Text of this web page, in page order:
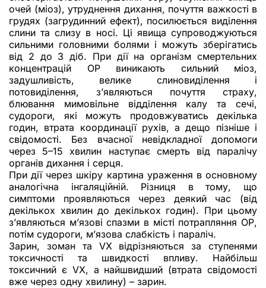
очей (міоз), утруднення дихання, почуття важкості в
грудях (загрудинний ефект), посилюється виділення
слини та слизу в носі. Ці явища супроводжуються
сильними головними болями і можуть зберігатись
від 2 до 3 діб. При дії на організм смертельних
концентрацій ОР виникають сильний міоз,
задушливість, велике слиновиділення і
потовиділення, з’являються почуття страху,
блювання мимовільне відділення калу та сечі,
судороги, які можуть продовжуватись декілька
годин, втрата координації рухів, а дещо пізніше і
свідомості. Без вчасної невідкладної допомоги
через 5–15 хвилин наступає смерть від паралічу
органів дихання і серця.
При дії через шкіру картина ураження в основному
аналогічна інгаляційній. Різниця в тому, що
симптоми проявляються через деякий час (від
декількох хвилин до декількох годин). При цьому
з’являються м’язові спазми в місті потрапляння ОР,
потім судороги, м’язова слабкість і параліч.
Зарин, зоман та VX відрізняються за ступенями
токсичності та швидкості впливу. Найбільш
токсичний є VX, а найшвидший (втрата свідомості
вже через одну хвилину) – зарин.